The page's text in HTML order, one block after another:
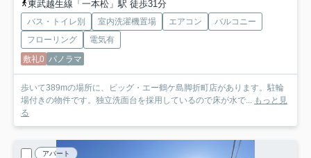
東武越生線「一本松」駅 徒歩31分
バス・トイレ別 室内洗濯機置場 エアコン
バルコニー
フローリング
電気有
敷礼0 パノラマ
歩いて389mの場所に、ビッグ・エー鶴ケ島脚折町店があります。駐輪
場付きの物件です。独立洗面台を採用しているので床が水で... もっと見
る
アパート